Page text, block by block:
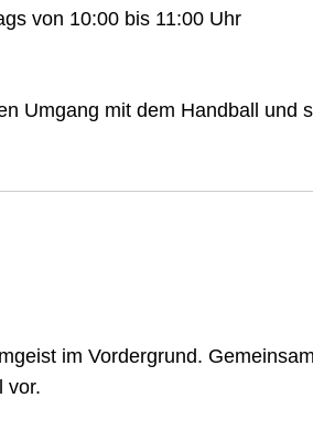
von 10:00 bis 11:00 Uhr
Umgang mit dem Handball und
im Vordergrund.
vor.